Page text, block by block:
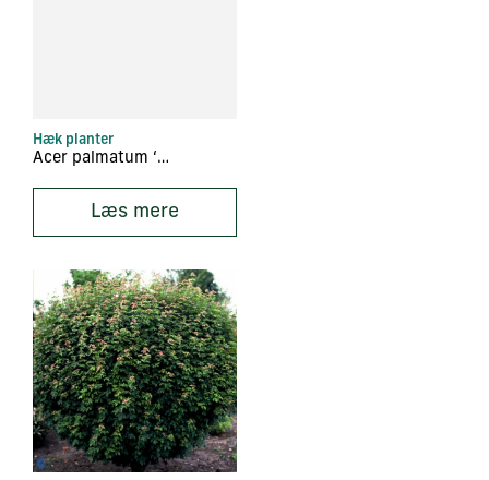
Hæk planter
Acer palmatum ‘Dissectum’
Læs mere